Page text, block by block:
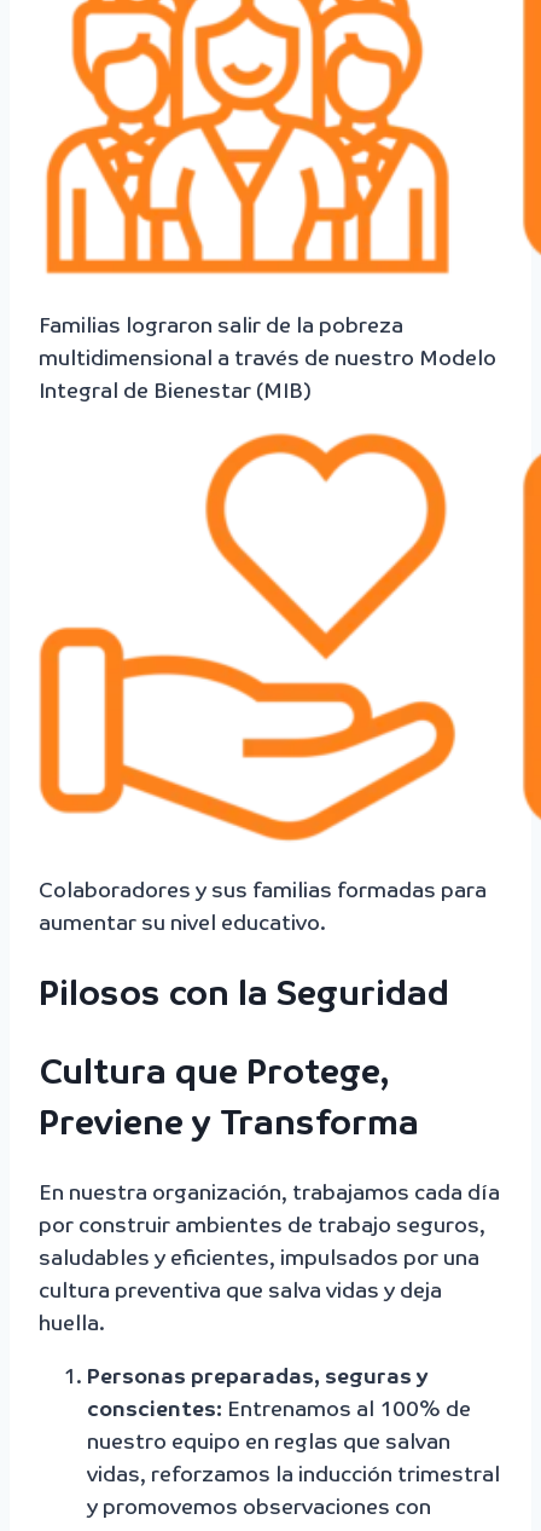
Familias lograron salir de la pobreza
multidimensional a través de nuestro Modelo
Integral de Bienestar (MIB)
Colaboradores y sus familias formadas para
aumentar su nivel educativo.
Pilosos con la Seguridad
Cultura que Protege,
Previene y Transforma
En nuestra organización, trabajamos cada día
por construir ambientes de trabajo seguros,
saludables y eficientes, impulsados por una
cultura preventiva que salva vidas y deja
huella.
Personas preparadas, seguras y
conscientes: Entrenamos al 100% de
nuestro equipo en reglas que salvan
vidas, reforzamos la inducción trimestral
y promovemos observaciones con